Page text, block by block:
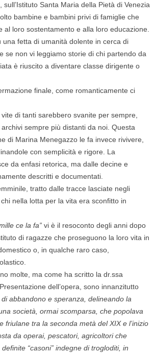
sull’Istituto Santa Maria della Pietà di Venezia
bambine e bambini privi di famiglie che
al loro sostentamento e alla loro educazione.
una fetta di umanità dolente in cerca di
se non vi leggiamo storie di chi partendo da
è riuscito a diventare classe dirigente o
finale, come romanticamente ci
di tanti sarebbero svanite per sempre,
sempre più distanti da noi. Questa
di Marina Menegazzo le fa invece rivivere,
con semplicità e rigore. La
da enfasi retorica, ma dalle decine e
descritti e documentati.
tratto dalle tracce lasciate negli
nella lotta per la vita era sconfitto in
ce la fa” vi è il resoconto degli anni dopo
di ragazze che proseguono la loro vita in
o, in qualche raro caso,
molte, ma come ha scritto la dr.ssa
dell’opera, sono innanzitutto
abbandono e speranza, delineando la
società, ormai scomparsa, che popolava
friulane tra la seconda metà del XIX e l’inizio
da operai, pescatori, agricoltori che
“casoni” indegne di trogloditi, in